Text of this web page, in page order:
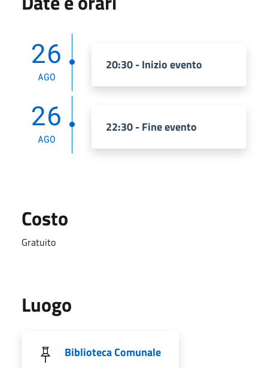
26
AGO
20:30 - Inizio evento
26
AGO
22:30 - Fine evento
Costo
Gratuito
Luogo
Biblioteca Comunale